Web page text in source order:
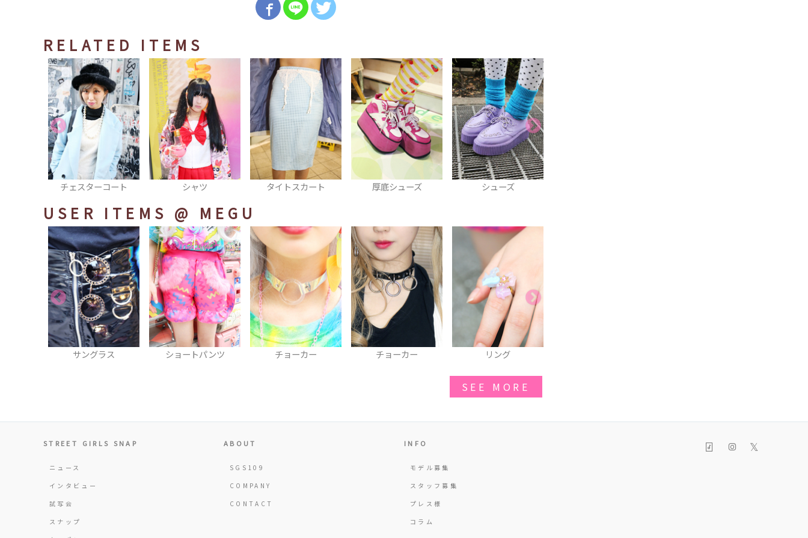
RELATED ITEMS
シャツ タイトスカート 厚底シューズ シューズ パンツ
USER ITEMS @ MEGU
ショートパンツ チョーカー チョーカー リング BIGリボンクリップ＆ブ
ローチ
SEE MORE
STREET GIRLS SNAP
ニュース
インタビュー
試写会
スナップ
ABOUT
SGS109
COMPANY
CONTACT
INFO
モデル募集
スタッフ募集
プレス様
コラム
𝕏